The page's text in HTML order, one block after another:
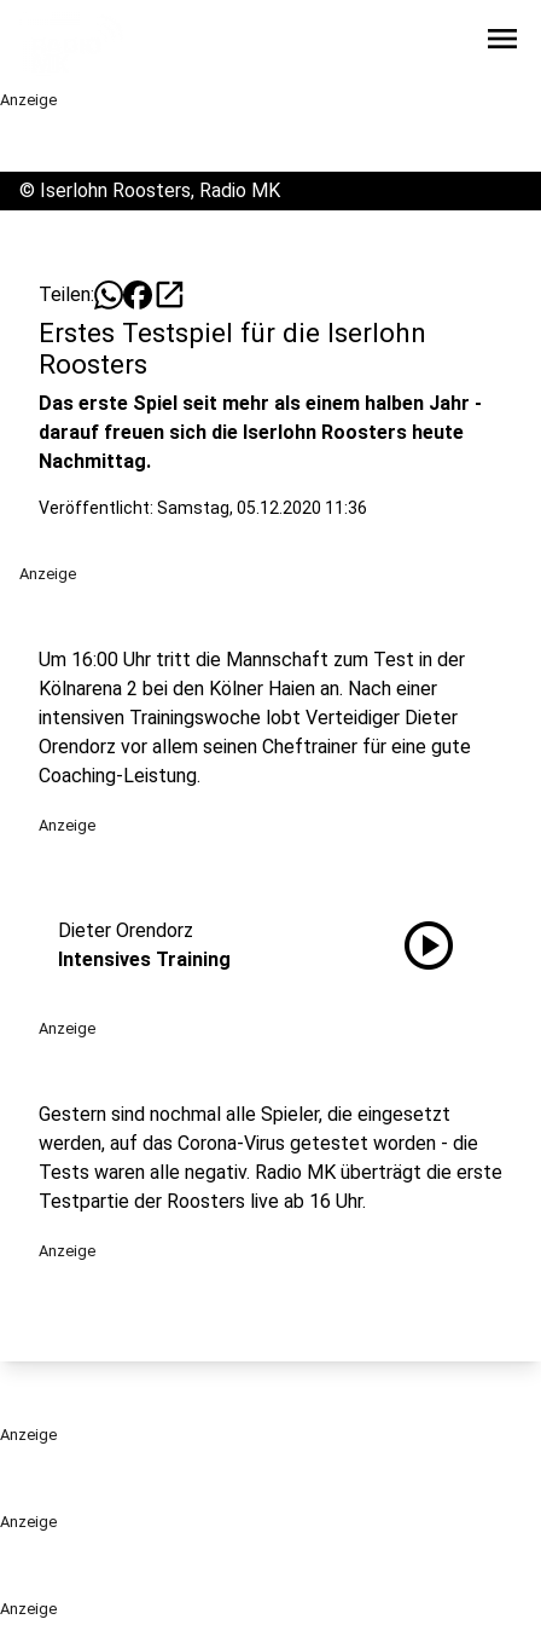
menu
Anzeige
Anzeige
Anzeige
© Iserlohn Roosters, Radio MK
Teilen: open_in_new
Erstes Testspiel für die Iserlohn
Roosters
Das erste Spiel seit mehr als einem halben Jahr -
darauf freuen sich die Iserlohn Roosters heute
Nachmittag.
Veröffentlicht: Samstag, 05.12.2020 11:36
Anzeige
Um 16:00 Uhr tritt die Mannschaft zum Test in der
Kölnarena 2 bei den Kölner Haien an. Nach einer
intensiven Trainingswoche lobt Verteidiger Dieter
Orendorz vor allem seinen Cheftrainer für eine gute
Coaching-Leistung.
Anzeige
Dieter Orendorz
Intensives Training
play_circle
Anzeige
Gestern sind nochmal alle Spieler, die eingesetzt
werden, auf das Corona-Virus getestet worden - die
Tests waren alle negativ. Radio MK überträgt die erste
Testpartie der Roosters live ab 16 Uhr.
Anzeige
Anzeige